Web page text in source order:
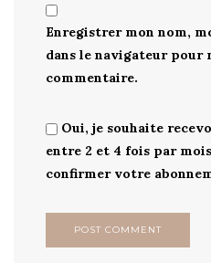
Enregistrer mon nom,
dans le navigateur pour
commentaire.
Oui, je souhaite
entre 2 et 4 fois par
confirmer votre